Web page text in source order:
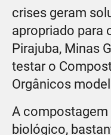
crises geram
apropriado para
Pirajuba, Minas
testar o
Orgânicos
A
biológico,